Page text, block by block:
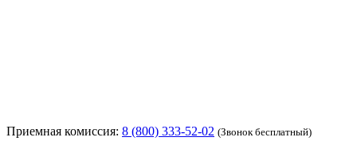
Приемная комиссия: 8 (800) 333-52-02 (Звонок бесплатный)